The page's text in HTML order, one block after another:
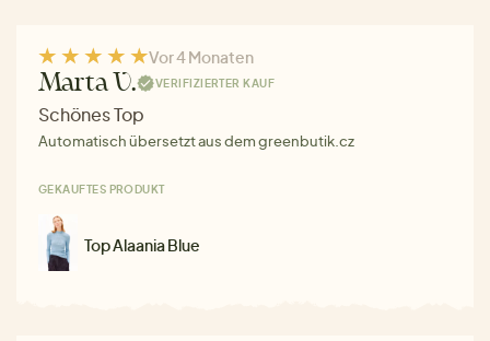
Vor 4 Monaten
Marta V. VERIFIZIERTER KAUF
Schönes Top
Automatisch übersetzt aus dem greenbutik.cz
GEKAUFTES PRODUKT
Top Alaania Blue